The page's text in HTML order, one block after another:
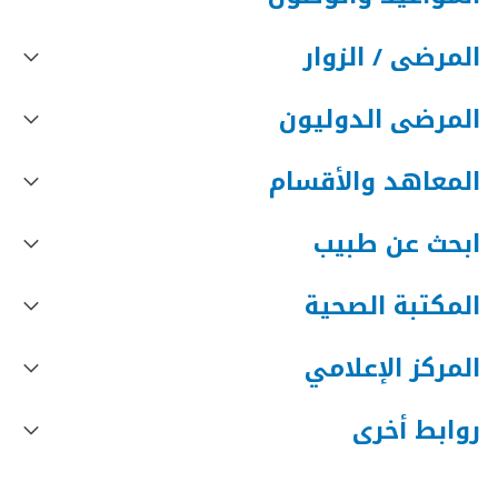
المرضى / الزوار
المرضى الدوليون
المعاهد والأقسام
ابحث عن طبيب
المكتبة الصحية
المركز الإعلامي
روابط أخرى